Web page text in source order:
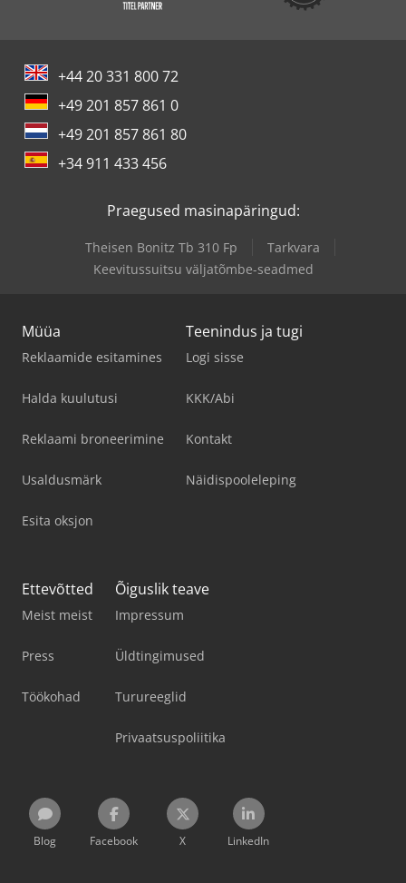
+44 20 331 800 72
+49 201 857 861 0
+49 201 857 861 80
+34 911 433 456
Praegused masinapäringud:
Theisen Bonitz Tb 310 Fp
Tarkvara
Keevitussuitsu väljatõmbe-seadmed
Müüa
Reklaamide esitamines
Halda kuulutusi
Reklaami broneerimine
Usaldusmärk
Esita oksjon
Teenindus ja tugi
Logi sisse
KKK/Abi
Kontakt
Näidispooleleping
Ettevõtted
Meist meist
Press
Töökohad
Õiguslik teave
Impressum
Üldtingimused
Turureeglid
Privaatsuspoliitika
Blog Facebook X LinkedIn